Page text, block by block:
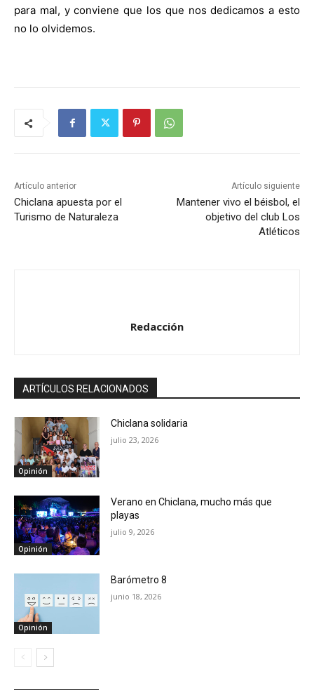
para mal, y conviene que los que nos dedicamos a esto
no lo olvidemos.
Artículo anterior
Chiclana apuesta por el
Turismo de Naturaleza
Artículo siguiente
Mantener vivo el béisbol, el
objetivo del club Los
Atléticos
Redacción
ARTÍCULOS RELACIONADOS
Opinión
Chiclana solidaria
julio 23, 2026
Opinión
Verano en Chiclana, mucho más que
playas
julio 9, 2026
Opinión
Barómetro 8
junio 18, 2026